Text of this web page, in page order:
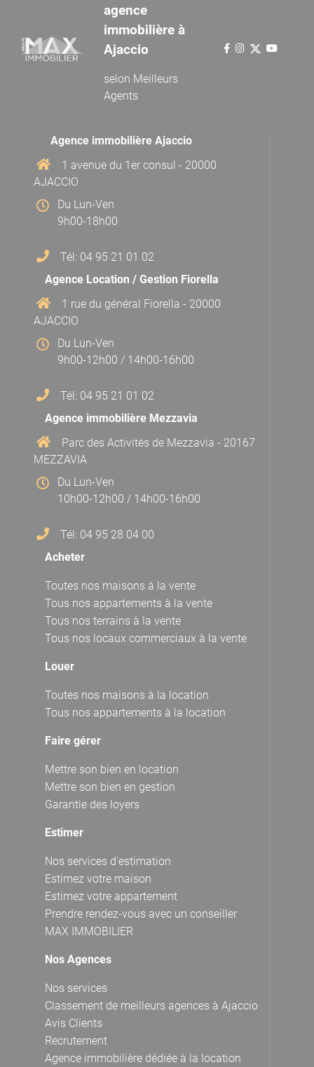
agence
immobilière à
Ajaccio
selon Meilleurs
Agents
Agence immobilière Ajaccio
1 avenue du 1er consul - 20000
AJACCIO
Du Lun-Ven
9h00-18h00
Tél: 04 95 21 01 02
Agence Location / Gestion Fiorella
1 rue du général Fiorella - 20000
AJACCIO
Du Lun-Ven
9h00-12h00 / 14h00-16h00
Tél: 04 95 21 01 02
Agence immobilière Mezzavia
Parc des Activités de Mezzavia - 20167
MEZZAVIA
Du Lun-Ven
10h00-12h00 / 14h00-16h00
Tél: 04 95 28 04 00
Acheter
Toutes nos maisons à la vente
Tous nos appartements à la vente
Tous nos terrains à la vente
Tous nos locaux commerciaux à la vente
Louer
Toutes nos maisons à la location
Tous nos appartements à la location
Faire gérer
Mettre son bien en location
Mettre son bien en gestion
Garantie des loyers
Estimer
Nos services d'estimation
Estimez votre maison
Estimez votre appartement
Prendre rendez-vous avec un conseiller
MAX IMMOBILIER
Nos Agences
Nos services
Classement de meilleurs agences à Ajaccio
Avis Clients
Recrutement
Agence immobilière dédiée à la location